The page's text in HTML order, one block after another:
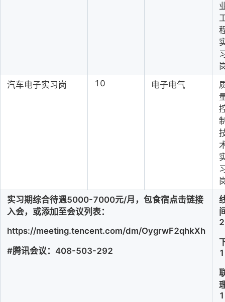
汽车电子实习岗
10 电子电气
实习期综合待遇5000-7000元/月，包食宿点击链接
入会，或添加至会议列表：
https://meeting.tencent.com/dm/OygrwF2qhkXh
#腾讯会议：408-503-292